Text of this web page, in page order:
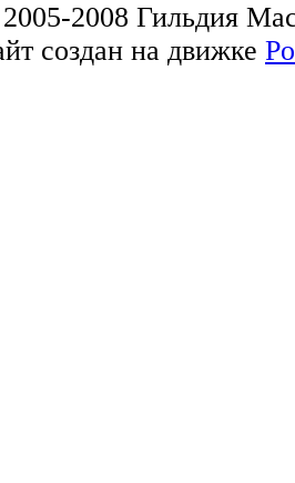
2008 Гильдия
создан на движке